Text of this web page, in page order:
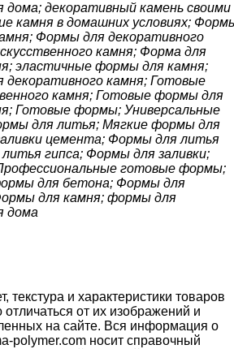
дома; декоративный камень своими
камня в домашних условиях;
Формы для декоративного
камня; Форма для
эластичные формы для камня;
камня; Готовые
камня; Готовые формы для
Готовые формы; Универсальные
для литья; Мягкие формы для
цемента; Формы для литья
гипса; Формы для заливки;
готовые формы;
для бетона; Формы для
для камня; формы для
дома
текстура и характеристики товаров
отличаться от их изображений и
на сайте. Вся информация о
polymer.com носит справочный